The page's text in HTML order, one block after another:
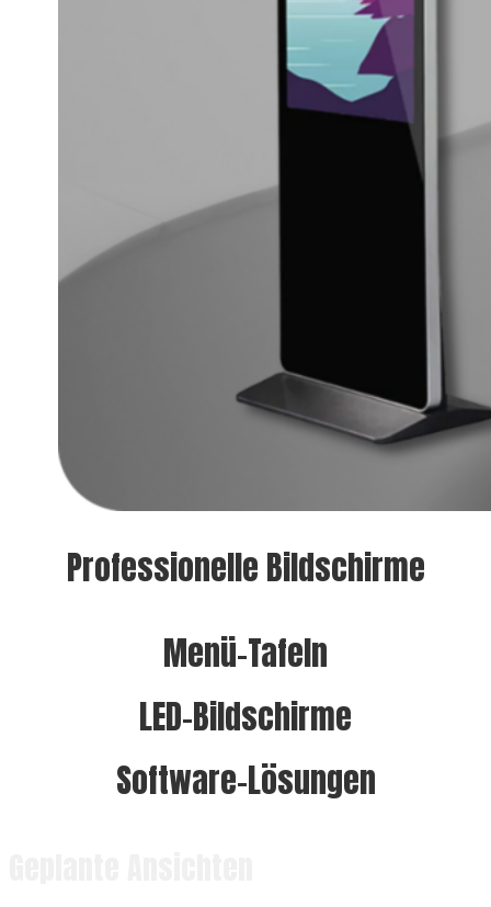
Professionelle Bildschirme
Menü-Tafeln
LED-Bildschirme
Software-Lösungen